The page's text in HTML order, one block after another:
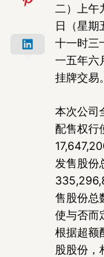
二）上午
日（星期
十一时三
一五年六
挂牌交易。
本次公司
配售权行
发售股份
售股份总
使与否而
根据超额
股股份，